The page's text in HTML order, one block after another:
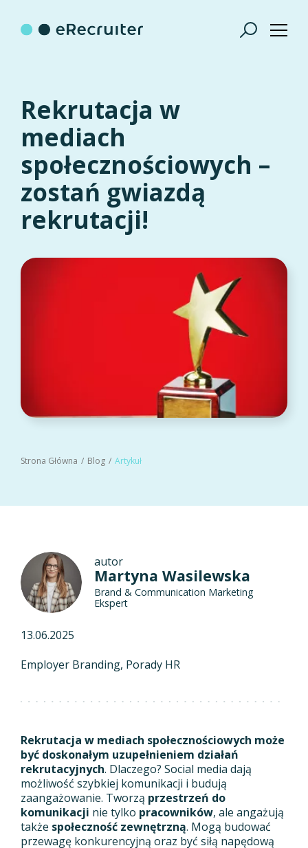
Rekrutacja w
mediach
społecznościowych –
zostań gwiazdą
rekrutacji!
Strona Główna Blog Artykuł
autor
Martyna Wasilewska
Brand & Communication Marketing
Ekspert
13.06.2025
Employer Branding Porady HR
Rekrutacja w mediach społecznościowych może
być doskonałym uzupełnieniem działań
rekrutacyjnych. Dlaczego? Social media dają
możliwość szybkiej komunikacji i budują
zaangażowanie. Tworzą przestrzeń do
komunikacji nie tylko pracowników, ale angażują
także społeczność zewnętrzną. Mogą budować
przewagę konkurencyjną oraz być siłą napędową